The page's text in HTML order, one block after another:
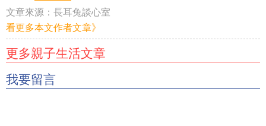
文章來源： 長耳兔談心室
看更多本文作者文章》
更多親子生活文章
我要留言